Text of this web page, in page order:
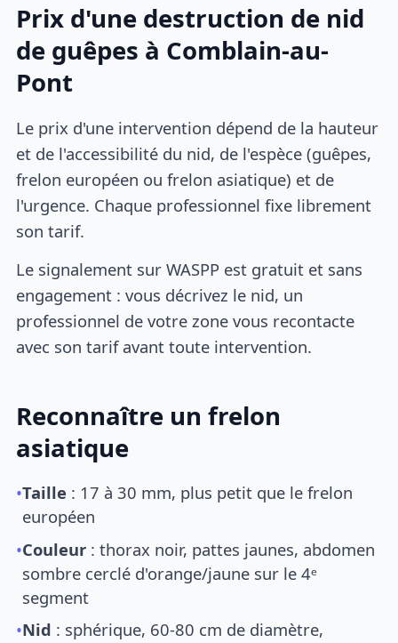
Prix d'une destruction de nid
de guêpes à Comblain-au-
Pont
Le prix d'une intervention dépend de la hauteur
et de l'accessibilité du nid, de l'espèce (guêpes,
frelon européen ou frelon asiatique) et de
l'urgence. Chaque professionnel fixe librement
son tarif.
Le signalement sur WASPP est gratuit et sans
engagement : vous décrivez le nid, un
professionnel de votre zone vous recontacte
avec son tarif avant toute intervention.
Reconnaître un frelon
asiatique
•Taille : 17 à 30 mm, plus petit que le frelon
européen
•Couleur : thorax noir, pattes jaunes, abdomen
sombre cerclé d'orange/jaune sur le 4ᵉ
segment
•Nid : sphérique, 60-80 cm de diamètre,